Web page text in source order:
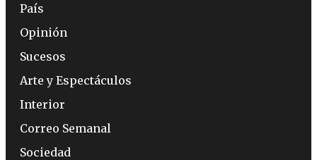
País
Opinión
Sucesos
Arte y Espectáculos
Interior
Correo Semanal
Sociedad